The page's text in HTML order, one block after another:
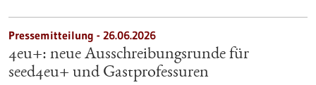
Pressemitteilung - 26.06.2026
4eu+: neue Ausschreibungsrunde für
seed4eu+ und Gastprofessuren